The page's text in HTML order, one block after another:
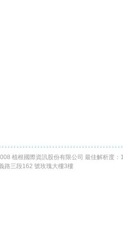
植根國際資訊股份有限公司 最佳解析度：
路三段162 號玫瑰大樓3樓